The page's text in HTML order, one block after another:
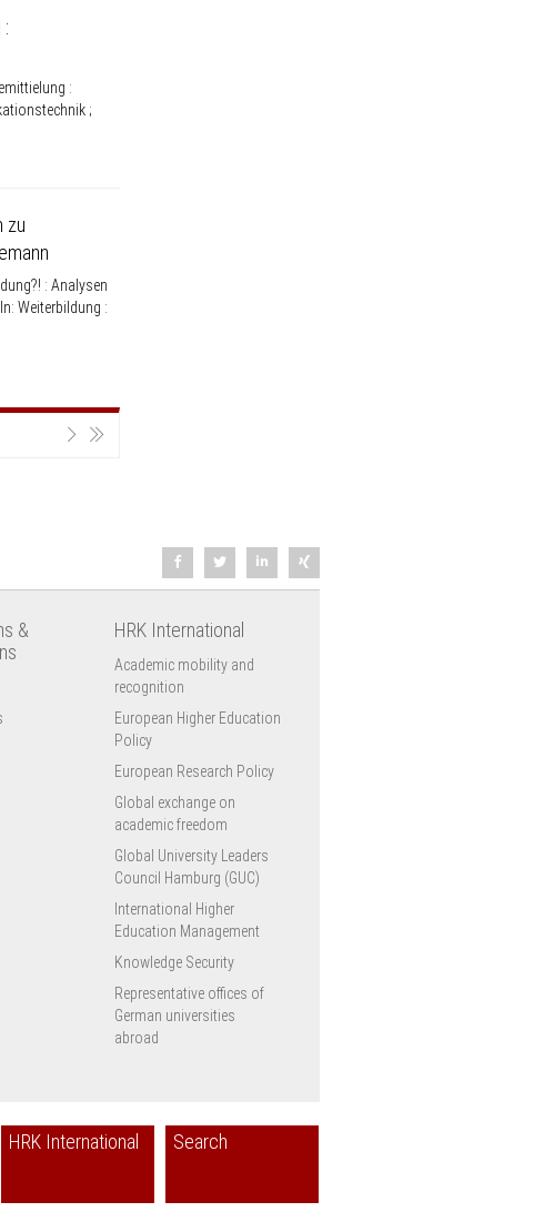
:
;
zu
: Analysen
Weiterbildung :
Next Last
&
HRK International
Academic mobility and
recognition
European Higher Education
Policy
European Research Policy
Global exchange on
academic freedom
Global University Leaders
Council Hamburg (GUC)
International Higher
Education Management
Knowledge Security
Representative offices of
German universities
abroad
HRK International Search